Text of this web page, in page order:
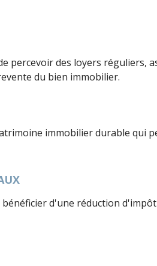
percevoir des loyers
du bien immobilier.
immobilier durable qui
d'une réduction